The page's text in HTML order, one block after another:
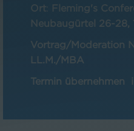
Ort
Fleming's
Neubaugürtel 26-28,
Vortrag/Moderation
LL.M./MBA
Termin übernehmen